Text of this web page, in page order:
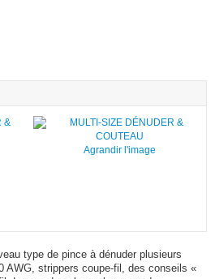
Agrandir l'image
type de pince à dénuder plusieurs
AWG, strippers coupe-fil, des conseils «